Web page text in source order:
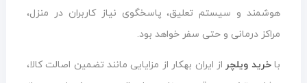
هوشمند و سیستم تعلیق، پاسخگوی نیاز کاربران در منزل،
مراکز درمانی و حتی سفر خواهد بود.
باخرید ویلچر از ایران بهکار از مزایایی مانند تضمین اصالت کالا،